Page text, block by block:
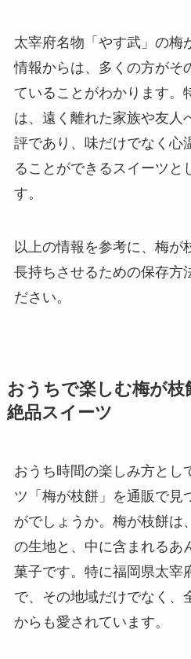
太宰府名物「やす武」の梅
情報からは、多くの方がそ
ていることがわかります。
は、遠く離れた家族や友人
評であり、味だけでなく心
ることができるスイーツと
す。
以上の情報を参考に、梅が
長持ちさせるための保存方
ださい。
おうちで楽しむ梅が枝
絶品スイーツ
おうち時間の楽しみ方とし
ツ「梅が枝餅」を通販で見
がでしょうか。梅が枝餅は
の生地と、中に含まれるあ
菓子です。特に福岡県太宰
で、その地域だけでなく、
からも愛されています。